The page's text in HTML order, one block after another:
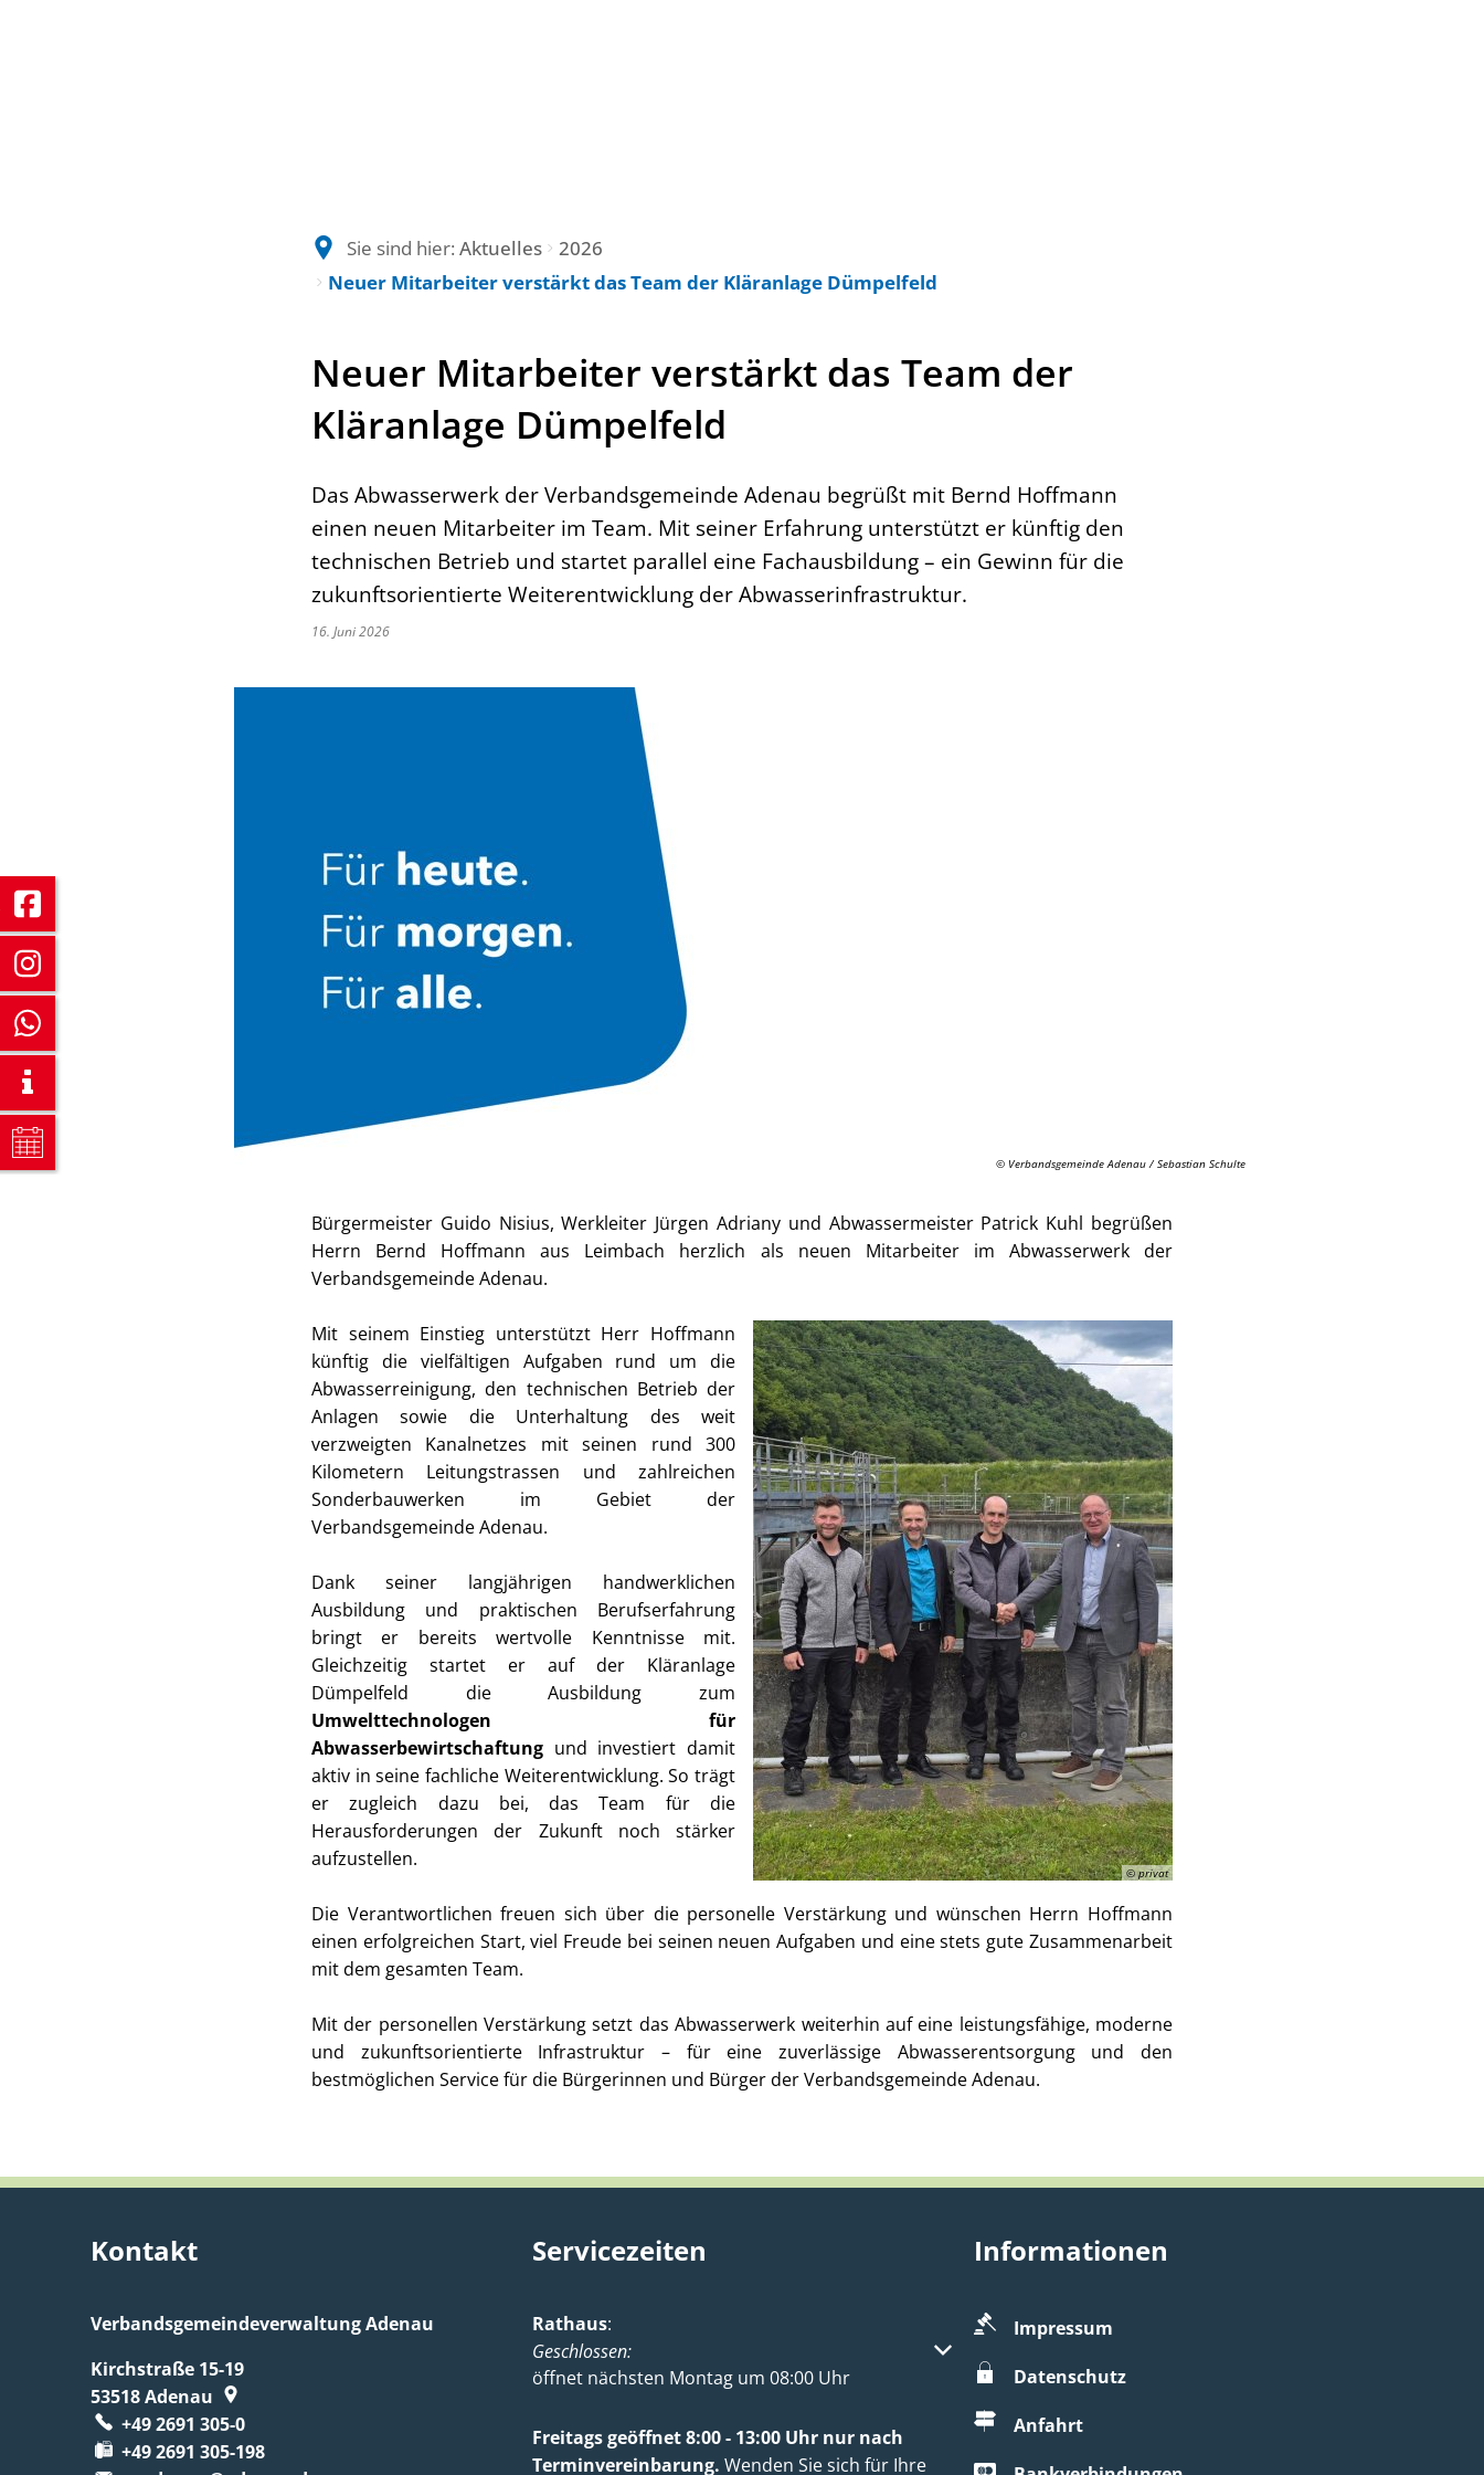
Sie sind hier: Aktuelles
2026
Neuer Mitarbeiter verstärkt das Team der Kläranlage Dümpelfeld
Neuer Mitarbeiter verstärkt das Team der
Kläranlage Dümpelfeld
Das Abwasserwerk der Verbandsgemeinde Adenau begrüßt mit Bernd Hoffmann
einen neuen Mitarbeiter im Team. Mit seiner Erfahrung unterstützt er künftig den
technischen Betrieb und startet parallel eine Fachausbildung – ein Gewinn für die
zukunftsorientierte Weiterentwicklung der Abwasserinfrastruktur.
16. Juni 2026
© Verbandsgemeinde Adenau / Sebastian Schulte
Bürgermeister Guido Nisius, Werkleiter Jürgen Adriany und Abwassermeister Patrick Kuhl begrüßen
Herrn Bernd Hoffmann aus Leimbach herzlich als neuen Mitarbeiter im Abwasserwerk der
Verbandsgemeinde Adenau.
© privat
Mit seinem Einstieg unterstützt Herr Hoffmann
künftig die vielfältigen Aufgaben rund um die
Abwasserreinigung, den technischen Betrieb der
Anlagen sowie die Unterhaltung des weit
verzweigten Kanalnetzes mit seinen rund 300
Kilometern Leitungstrassen und zahlreichen
Sonderbauwerken im Gebiet der
Verbandsgemeinde Adenau.
Dank seiner langjährigen handwerklichen
Ausbildung und praktischen Berufserfahrung
bringt er bereits wertvolle Kenntnisse mit.
Gleichzeitig startet er auf der Kläranlage
Dümpelfeld die Ausbildung zum
Umwelttechnologen für
Abwasserbewirtschaftung und investiert damit
aktiv in seine fachliche Weiterentwicklung. So trägt
er zugleich dazu bei, das Team für die
Herausforderungen der Zukunft noch stärker
aufzustellen.
Die Verantwortlichen freuen sich über die personelle Verstärkung und wünschen Herrn Hoffmann
einen erfolgreichen Start, viel Freude bei seinen neuen Aufgaben und eine stets gute Zusammenarbeit
mit dem gesamten Team.
Mit der personellen Verstärkung setzt das Abwasserwerk weiterhin auf eine leistungsfähige, moderne
und zukunftsorientierte Infrastruktur – für eine zuverlässige Abwasserentsorgung und den
bestmöglichen Service für die Bürgerinnen und Bürger der Verbandsgemeinde Adenau.
Kontakt
Verbandsgemeindeverwaltung Adenau
Kirchstraße 15-19
53518Adenau
+49 2691 305-0
+49 2691 305-198
Servicezeiten
Rathaus:
Klicken, um weitere Öffnungs- oder Schließzeiten auszublenden
Geschlossen:
öffnet nächsten Montag um 08:00 Uhr
Freitags geöffnet 8:00 - 13:00 Uhr nur nach
Terminvereinbarung. Wenden Sie sich für Ihre
Informationen
Impressum
Datenschutz
Anfahrt